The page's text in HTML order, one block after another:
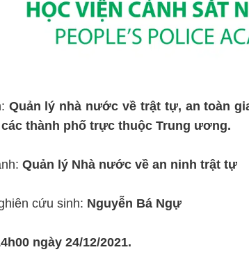
Quản lý nhà nước về trật tự, an toàn
thành phố trực thuộc Trung ương.
Quản lý Nhà nước về an ninh trật tự
cứu sinh: Nguyễn Bá Ngự
ngày 24/12/2021.